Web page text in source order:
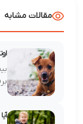
مقالات مشابه